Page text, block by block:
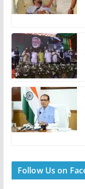
Follow Us on